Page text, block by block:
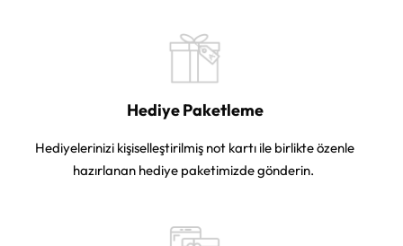
Hediye Paketleme
Hediyelerinizi kişiselleştirilmiş not kartı ile birlikte özenle
hazırlanan hediye paketimizde gönderin.